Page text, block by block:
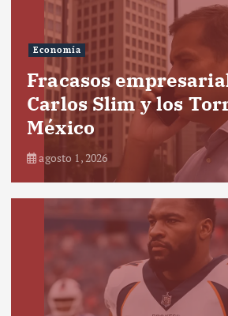
Economía
Fracasos
Carlos Slim y los
México
agosto 1, 2026